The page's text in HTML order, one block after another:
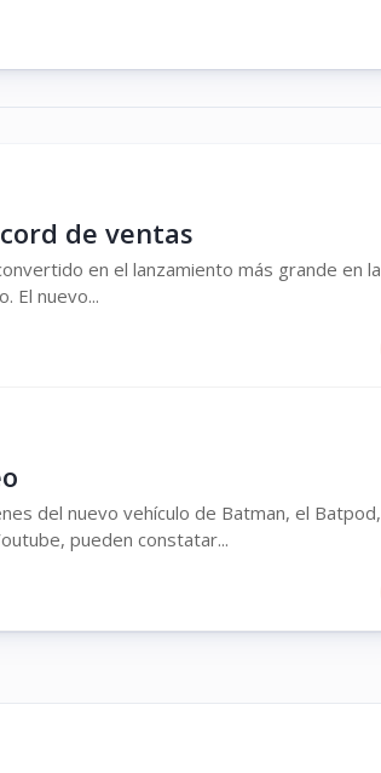
de ventas
en el lanzamiento más grande en la
El nuevo...
del nuevo vehículo de Batman, el Batpod,
pueden constatar...